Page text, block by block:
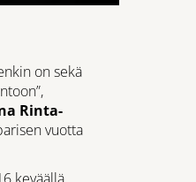
on sekä
Rinta-
vuotta